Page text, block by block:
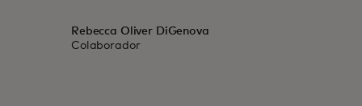
Rebecca Oliver DiGenova
Colaborador